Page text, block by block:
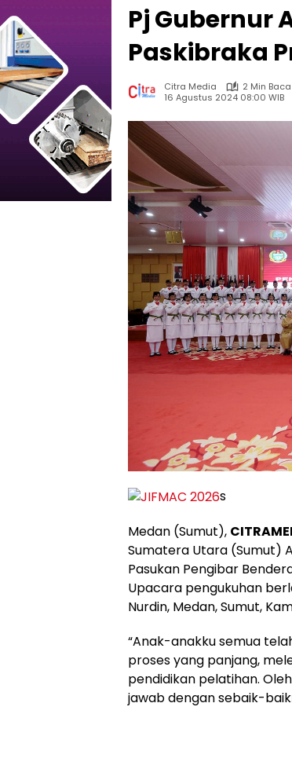
Pj Gubernur
Paskibraka
Citra Media
2 Min Baca
16 Agustus 2024 08:00 WIB
s
Medan (Sumut),
Sumatera Utara (Sumut)
Pasukan Pengibar
Upacara pengukuhan
Nurdin, Medan, Sumut,
“Anak-anakku semua
proses yang panjang,
pendidikan pelatihan.
jawab dengan sebaik-